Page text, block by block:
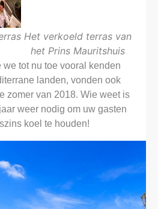
Het verkoeld terras van
het Prins Mauritshuis
tot nu toe vooral kenden
landen, vonden ook
zomer van 2018. Wie weet is
weer nodig om uw gasten
koel te houden!